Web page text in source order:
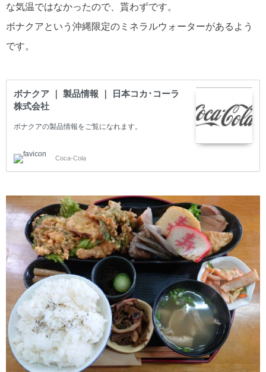
な気温ではなかったので、貰わずです。
ボナクアという沖縄限定のミネラルウォーターがあるよう
です。
ボナクア ｜ 製品情報 ｜ 日本コカ･コーラ
株式会社
ボナクアの製品情報をご覧になれます。
Coca-Cola